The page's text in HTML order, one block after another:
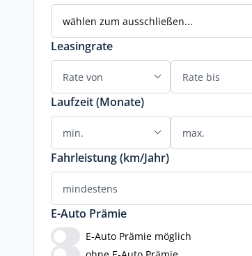
wählen zum ausschließen...
Leasingrate
Laufzeit (Monate)
Fahrleistung (km/Jahr)
E-Auto Prämie
E-Auto Prämie möglich